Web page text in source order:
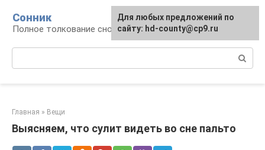
контенту
Сонник
Полное толкование снов
Главная » Вещи
Выясняем, что сулит видеть во сне пальто
Для любых предложений по
сайту: hd-county@cp9.ru